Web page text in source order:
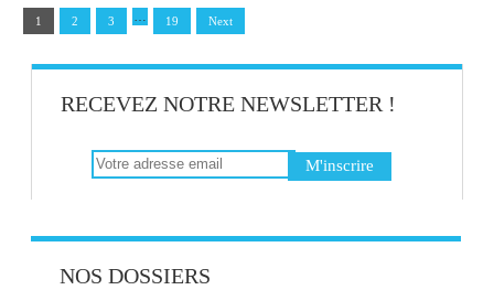
1 2 3 … 19 Next
RECEVEZ NOTRE NEWSLETTER !
NOS DOSSIERS